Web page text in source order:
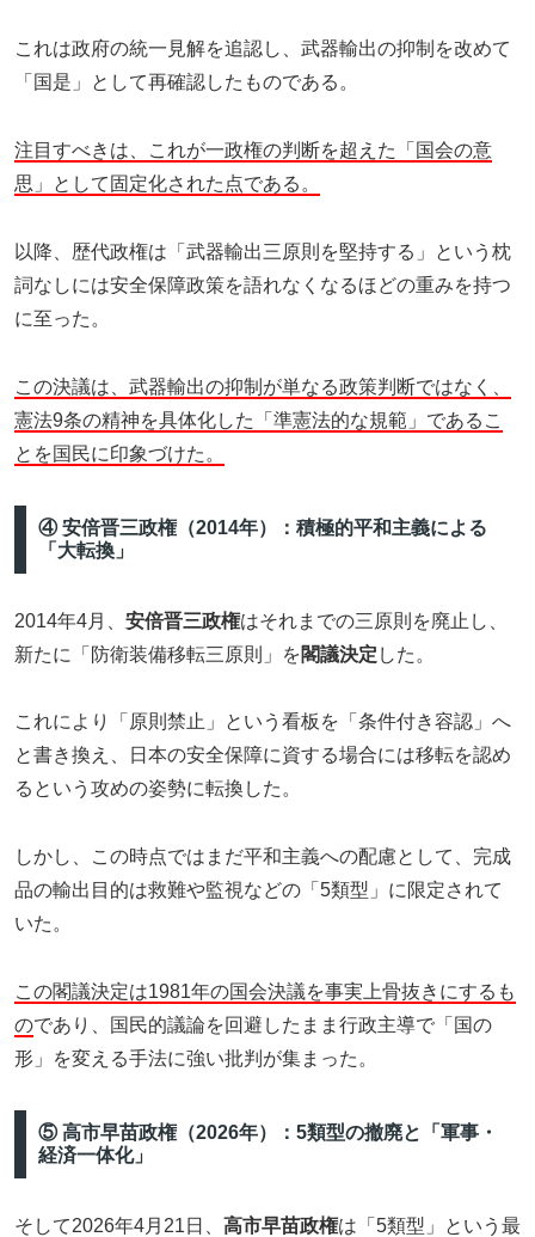
これは政府の統一見解を追認し、武器輸出の抑制を改めて
「国是」として再確認したものである。
注目すべきは、これが一政権の判断を超えた「国会の意
思」として固定化された点である。
以降、歴代政権は「武器輸出三原則を堅持する」という枕
詞なしには安全保障政策を語れなくなるほどの重みを持つ
に至った。
この決議は、武器輸出の抑制が単なる政策判断ではなく、
憲法9条の精神を具体化した「準憲法的な規範」であるこ
とを国民に印象づけた。
④ 安倍晋三政権（2014年）：積極的平和主義による
「大転換」
2014年4月、 安倍晋三政権はそれまでの三原則を廃止し、
新たに「防衛装備移転三原則」を閣議決定 した。
これにより「原則禁止」という看板を「条件付き容認」へ
と書き換え、日本の安全保障に資する場合には移転を認め
るという攻めの姿勢に転換した。
しかし、この時点ではまだ平和主義への配慮として、完成
品の輸出目的は救難や監視などの「5類型」に限定されて
いた。
この閣議決定は1981年の国会決議を事実上骨抜きにするも
のであり、国民的議論を回避したまま行政主導で「国の
形」を変える手法に強い批判が集まった。
⑤ 高市早苗政権（2026年）：5類型の撤廃と「軍事・
経済一体化」
そして2026年4月21日、 高市早苗政権は「5類型」という最